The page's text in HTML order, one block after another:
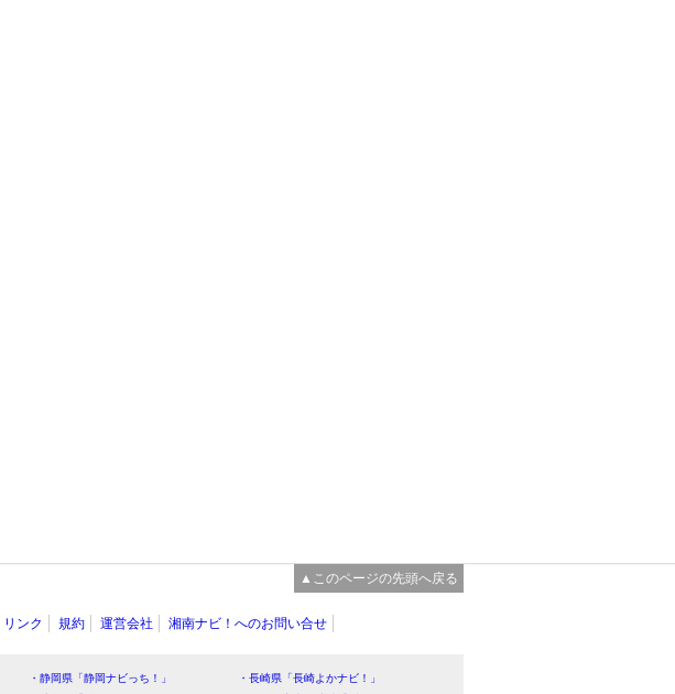
▲このページの先頭へ戻る
リンク 規約 運営会社 湘南ナビ！へのお問い合せ
・静岡県「静岡ナビっち！」
・長崎県「長崎よかナビ！」